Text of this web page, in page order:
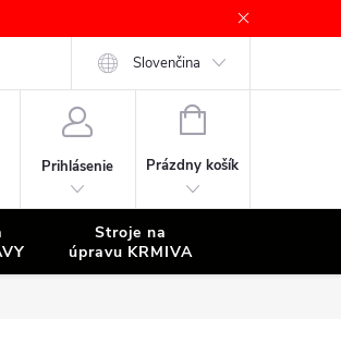
Slovenčina
Prihlásenie
NÁKUPNÝ
Prázdny košík
Stroje na
úpravu KRMIVA